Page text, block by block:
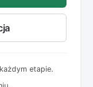
etapie.